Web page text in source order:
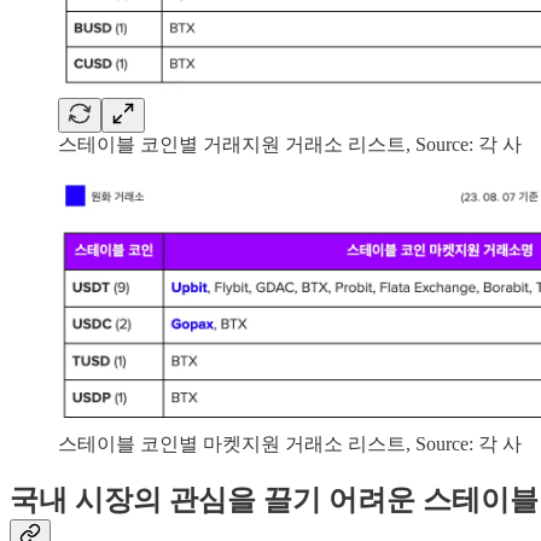
스테이블 코인별 거래지원 거래소 리스트, Source: 각 사
스테이블 코인별 마켓지원 거래소 리스트, Source: 각 사
국내 시장의 관심을 끌기 어려운 스테이